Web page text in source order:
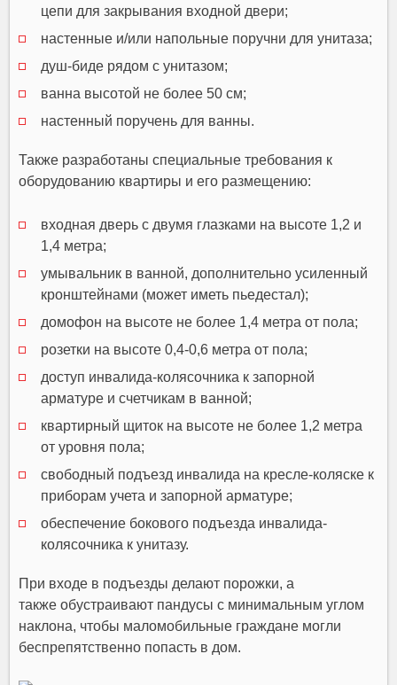
цепи для закрывания входной двери;
настенные и/или напольные поручни для унитаза;
душ-биде рядом с унитазом;
ванна высотой не более 50 см;
настенный поручень для ванны.
Также разработаны специальные требования к
оборудованию квартиры и его размещению:
входная дверь с двумя глазками на высоте 1,2 и
1,4 метра;
умывальник в ванной, дополнительно усиленный
кронштейнами (может иметь пьедестал);
домофон на высоте не более 1,4 метра от пола;
розетки на высоте 0,4-0,6 метра от пола;
доступ инвалида-колясочника к запорной
арматуре и счетчикам в ванной;
квартирный щиток на высоте не более 1,2 метра
от уровня пола;
свободный подъезд инвалида на кресле-коляске к
приборам учета и запорной арматуре;
обеспечение бокового подъезда инвалида-
колясочника к унитазу.
При входе в подъезды делают порожки, а
также обустраивают пандусы с минимальным углом
наклона, чтобы маломобильные граждане могли
беспрепятственно попасть в дом.